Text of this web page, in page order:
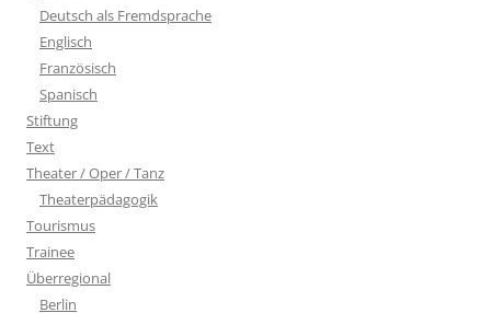
Deutsch als Fremdsprache
Englisch
Französisch
Spanisch
Stiftung
Text
Theater / Oper / Tanz
Theaterpädagogik
Tourismus
Trainee
Überregional
Berlin